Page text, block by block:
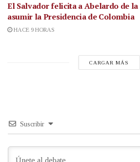
El Salvador felicita a Abelardo de
asumir la Presidencia de Colombia
HACE 9 HORAS
CARGAR MÁS
Suscribir